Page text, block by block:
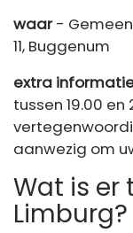
waar-
11, Buggenum
extra
tussen 19.00
aanwezig om
Wat is er
Limburg?